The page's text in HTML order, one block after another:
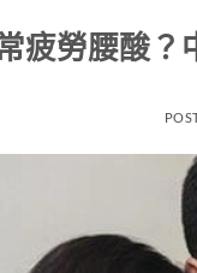
疲勞腰酸？